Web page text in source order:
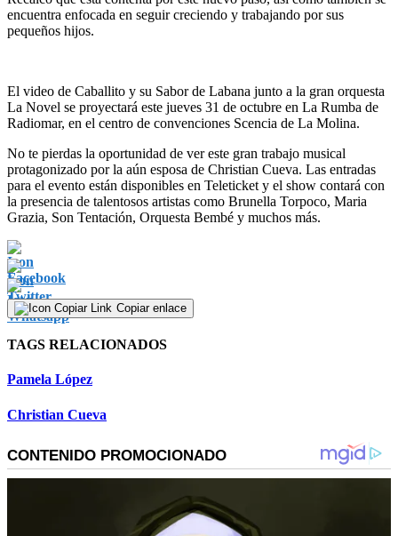
encuentra enfocada en seguir creciendo y trabajando por sus
pequeños hijos.
El video de Caballito y su Sabor de Labana junto a la gran orquesta
La Novel se proyectará este jueves 31 de octubre en La Rumba de
Radiomar, en el centro de convenciones Scencia de La Molina.
No te pierdas la oportunidad de ver este gran trabajo musical
protagonizado por la aún esposa de Christian Cueva. Las entradas
para el evento están disponibles en Teleticket y el show contará con
la presencia de talentosos artistas como Brunella Torpoco, Maria
Grazia, Son Tentación, Orquesta Bembé y muchos más.
Copiar enlace
TAGS RELACIONADOS
Pamela López
Christian Cueva